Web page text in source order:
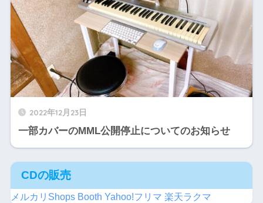
2022年12月23日
一部カバーのMML公開停止についてのお知らせ
CDの販売
メルカリShops Booth Yahoo!フリマ 楽天ラクマ